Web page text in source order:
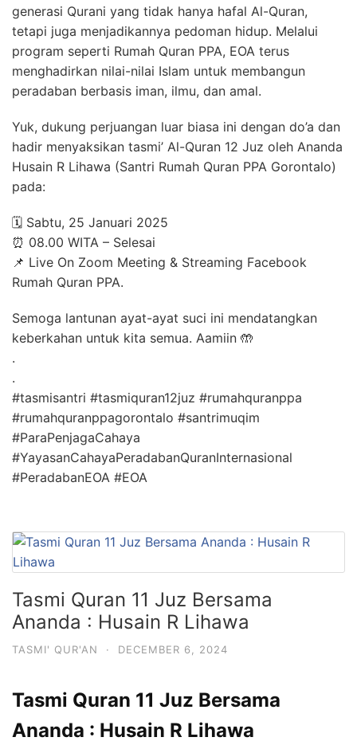
generasi Qurani yang tidak hanya hafal Al-Quran,
tetapi juga menjadikannya pedoman hidup. Melalui
program seperti Rumah Quran PPA, EOA terus
menghadirkan nilai-nilai Islam untuk membangun
peradaban berbasis iman, ilmu, dan amal.
Yuk, dukung perjuangan luar biasa ini dengan do’a dan
hadir menyaksikan tasmi’ Al-Quran 12 Juz oleh Ananda
Husain R Lihawa (Santri Rumah Quran PPA Gorontalo)
pada:
🗓️ Sabtu, 25 Januari 2025
⏰ 08.00 WITA – Selesai
📌 Live On Zoom Meeting & Streaming Facebook
Rumah Quran PPA.
Semoga lantunan ayat-ayat suci ini mendatangkan
keberkahan untuk kita semua. Aamiin 🤲
.
.
#tasmisantri #tasmiquran12juz #rumahquranppa
#rumahquranppagorontalo #santrimuqim
#ParaPenjagaCahaya
#YayasanCahayaPeradabanQuranInternasional
#PeradabanEOA #EOA
Tasmi Quran 11 Juz Bersama
Ananda : Husain R Lihawa
TASMI' QUR'AN · DECEMBER 6, 2024
Tasmi Quran 11 Juz Bersama
Ananda : Husain R Lihawa